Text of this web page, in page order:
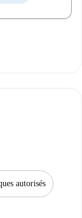
autorisés